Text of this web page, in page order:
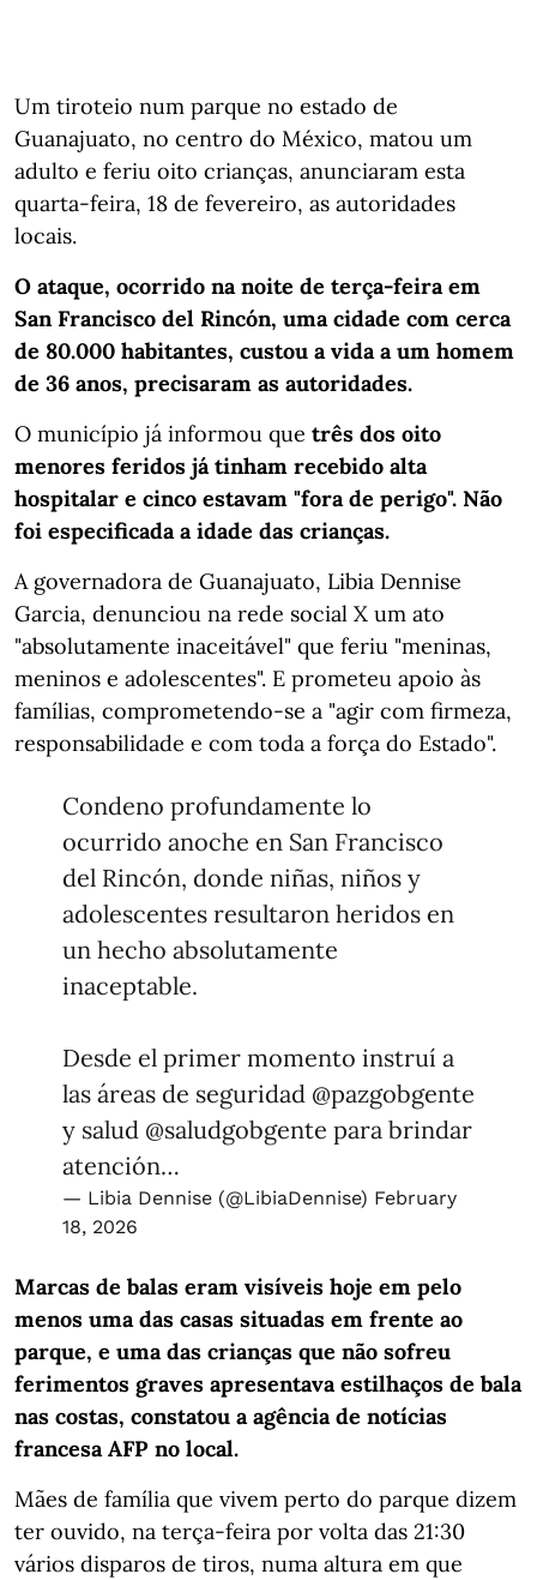
Um tiroteio num parque no estado de
Guanajuato, no centro do México, matou um
adulto e feriu oito crianças, anunciaram esta
quarta-feira, 18 de fevereiro, as autoridades
locais.
O ataque, ocorrido na noite de terça-feira em
San Francisco del Rincón, uma cidade com cerca
de 80.000 habitantes, custou a vida a um homem
de 36 anos, precisaram as autoridades.
O município já informou que três dos oito
menores feridos já tinham recebido alta
hospitalar e cinco estavam "fora de perigo". Não
foi especificada a idade das crianças.
A governadora de Guanajuato, Libia Dennise
Garcia, denunciou na rede social X um ato
"absolutamente inaceitável" que feriu "meninas,
meninos e adolescentes". E prometeu apoio às
famílias, comprometendo-se a "agir com firmeza,
responsabilidade e com toda a força do Estado".
Condeno profundamente lo
ocurrido anoche en San Francisco
del Rincón, donde niñas, niños y
adolescentes resultaron heridos en
un hecho absolutamente
inaceptable.
Desde el primer momento instruí a
las áreas de seguridad @pazgobgente
y salud @saludgobgente para brindar
atención…
— Libia Dennise (@LibiaDennise) February
18, 2026
Marcas de balas eram visíveis hoje em pelo
menos uma das casas situadas em frente ao
parque, e uma das crianças que não sofreu
ferimentos graves apresentava estilhaços de bala
nas costas, constatou a agência de notícias
francesa AFP no local.
Mães de família que vivem perto do parque dizem
ter ouvido, na terça-feira por volta das 21:30
vários disparos de tiros, numa altura em que